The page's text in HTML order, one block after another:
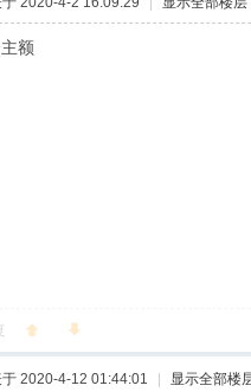
额
于 2020-4-12 01:44:01 显示全部楼